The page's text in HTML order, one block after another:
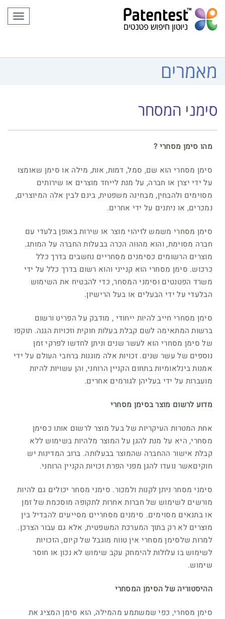
לתוכן
תפריט
מאמרים
סימני המסחר
מהו סימן מסחרי ?
סימן מסחרי הוא שם, סמל, דמות, אות, מילה או סימן שאומצו
על ידי יצרן או חברה, על מנת לייחד מוצרים או שירותים
מסוימים ולהבחין, מבחינה משפטית, בינם לבין אלה המיוצרים,
נמכרים, או ניתנים על ידי אחרים.
סימן מסחרי משמש לזיהוי מוצר או שירות באופן בלעדי עם
חברה מסוימת, והוא מהווה הכרה בבעלות החברה על המותג.
מוצרים הרשומים כסימנים מסחריים נחשבים בדרך כלל
כרכוש. סימן מסחרי הוא קנייני והוא רשום בדרך כלל על ידי
משרד הפטנטים וסימני המסחר, כדי להבטיח את השימוש
הבלעדי על ידי הבעלים או בעל הרישיון.
סימן מסחרי חייב להיות ייחודי , מודבק על הפריט ורשום
ברשות המתאימה לשם קבלת בעלות חוקית וזכויות הגנה. תוקפו
של סימן מסחרי הוא לעשר שנים וניתן לחדשו לפרקי זמן
נוספים של עשר שנים. זכויות אלה מוגנות ברחבי העולם על ידי
אמנות בינלאומיות בתחום הקניין הרוחני, והן עשויות להיות
מועברות על ידי בעליהן לגורמים אחרים.
מדוע לרשום מוצר בסימן מסחרי
אחת המטרות העיקריות של בעל מוצר לרשום אותו כסימן
מסחרי, היא על מנת להגן על המוצר מלהיות בשימוש ללא
קבלת אישור ההחברה שהמוצר בבעלותה. ברוב המדינות יש
חוקיםאשר נועדו להגן מפני הפרת זכויות הקניין הרוחני.
סימני מסחר ניתן לקנות ולמכור. סימני מסחר יכולים גם להיות
מורשים לשימוש של חברות אחרות לתקופה מוסכמת של זמן
או בתנאים מסוימים. סימנים מסחריים מסייעים להבדיל בין
מוצרים לא רק בתוך המערכת המשפטית, אלא גם עבור הצרכן.
למרות שלסימן מסחרי אין טווח מוגבל של קיום, הזכויות
לשימוש בו עלולות להימחק עקב שימוש לא נכון או חוסר
שימוש.
ההיסטוריה של הסימן המסחרי
סימן מסחרי, כפי שמשתמע מהמילה, הוא סימן המציג את